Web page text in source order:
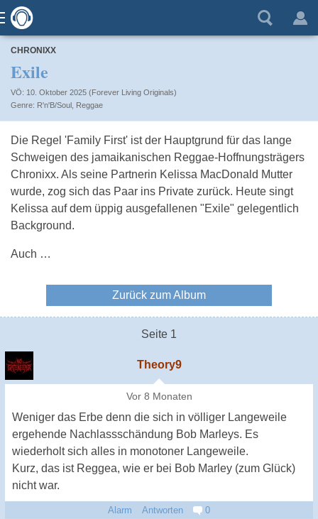
CHRONIXX
Exile
VÖ: 10. Oktober 2025 (Forever Living Originals)
R'n'B/Soul Reggae
Die Regel 'Family First' ist der Hauptgrund für das lange
Schweigen des jamaikanischen Reggae-Hoffnungsträgers
Chronixx. Als seine Partnerin Kelissa MacDonald Mutter
wurde, zog sich das Paar ins Private zurück. Heute singt
Kelissa auf dem üppig ausgefallenen "Exile" gelegentlich
Background.
Auch …
Zurück zum Album
Seite 1
Theory9
Vor 8 Monaten
Weniger das Erbe denn die sich in völliger Langeweile
ergehende Nachlassschändung Bob Marleys. Es
wiederholt sich alles in monotoner Langeweile.
Kurz, das ist Reggea, wie er bei Bob Marley (zum Glück)
nicht war.
Alarm Antworten 0